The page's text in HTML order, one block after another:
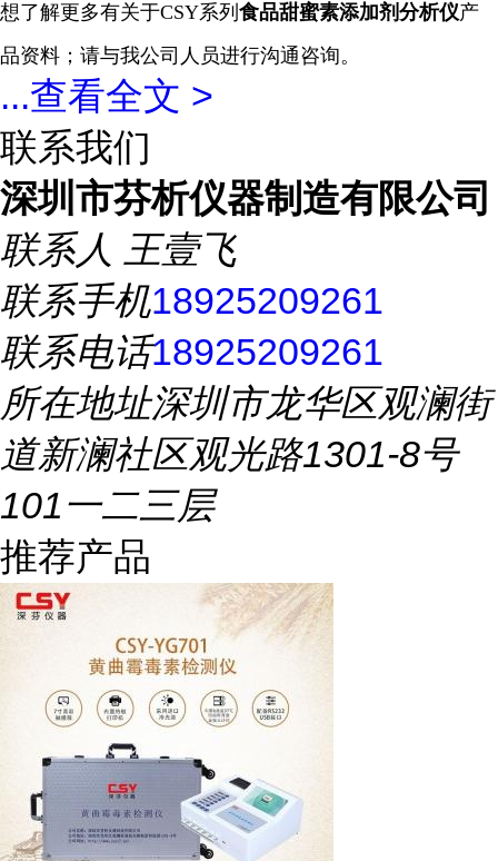
想了解更多有关于CSY系列 食品甜蜜素添加剂分析仪产
品资料；请与我公司人员进行沟通咨询。
...查看全文 >
联系我们
深圳市芬析仪器制造有限公司
联系人 王壹飞
联系手机18925209261
联系电话18925209261
所在地址深圳市龙华区观澜街
道新澜社区观光路1301-8号
101一二三层
推荐产品